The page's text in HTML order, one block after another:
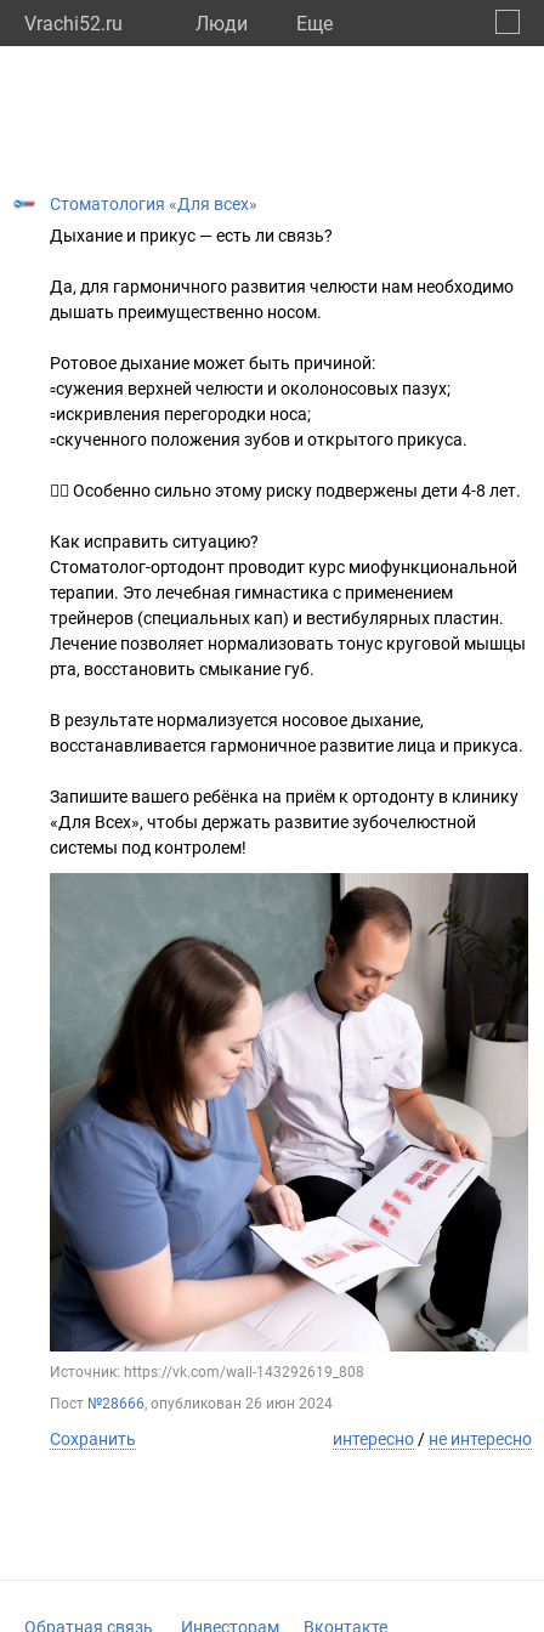
Vrachi52.ru Люди Eще
Стоматология «Для всех»
Дыхание и прикус — есть ли связь?
Да, для гармоничного развития челюсти нам необходимо
дышать преимущественно носом.
Ротовое дыхание может быть причиной:
▫сужения верхней челюсти и околоносовых пазух;
▫искривления перегородки носа;
▫скученного положения зубов и открытого прикуса.
👉🏻 Особенно сильно этому риску подвержены дети 4-8 лет.
Как исправить ситуацию?
Стоматолог-ортодонт проводит курс миофункциональной
терапии. Это лечебная гимнастика с применением
трейнеров (специальных кап) и вестибулярных пластин.
Лечение позволяет нормализовать тонус круговой мышцы
рта, восстановить смыкание губ.
В результате нормализуется носовое дыхание,
восстанавливается гармоничное развитие лица и прикуса.
Запишите вашего ребёнка на приём к ортодонту в клинику
«Для Всех», чтобы держать развитие зубочелюстной
системы под контролем!
Источник: https://vk.com/wall-143292619_808
Пост №28666, опубликован 26 июн 2024
Сохранить интересно / не интересно
Обратная связь Инвесторам Вконтакте